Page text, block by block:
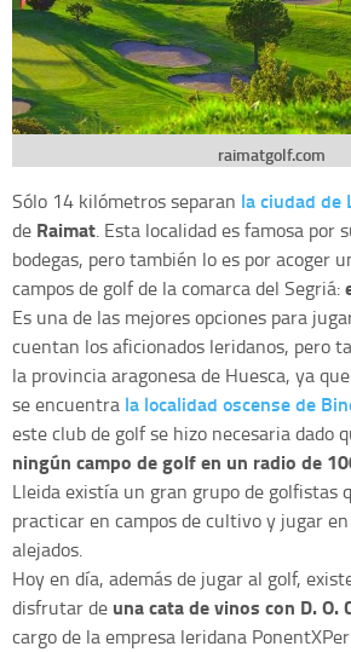
raimatgolf.com
Sólo 14 kilómetros separan la ciudad de
de Raimat. Esta localidad es famosa por
bodegas, pero también lo es por acoger
campos de golf de la comarca del Segriá:
Es una de las mejores opciones para
cuentan los aficionados leridanos, pero
la provincia aragonesa de Huesca, ya
se encuentra la localidad oscense de
este club de golf se hizo necesaria dado
ningún campo de golf en un radio de
Lleida existía un gran grupo de golfistas
practicar en campos de cultivo y jugar
alejados.
Hoy en día, además de jugar al golf,
disfrutar de una cata de vinos con D. O.
cargo de la empresa leridana